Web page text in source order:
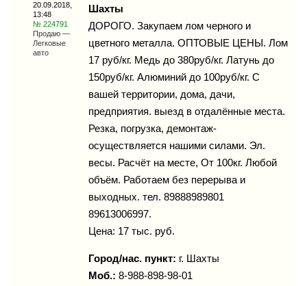
Инфо
Гороскоп
Карты
20.09.2018,
13:48
№ 224791
Продаю —
Легковые
авто
Шахты
ДОРОГО. Закупаем лом черного и
цветного металла. ОПТОВЫЕ ЦЕНЫ. Лом
17 руб/кг. Медь до 380руб/кг. Латунь до
150руб/кг. Алюминий до 100руб/кг. С
вашей территории, дома, дачи,
предприятия. выезд в отдалённые места.
Резка, погрузка, демонтаж-
осуществляется нашими силами. Эл.
весы. Расчёт на месте, От 100кг. Любой
объём. Работаем без перерыва и
выходных. тел. 89888989801
89613006997.
Цена: 17 тыс. руб.
Город/нас. пункт: г. Шахты
Моб.: 8-988-898-98-01